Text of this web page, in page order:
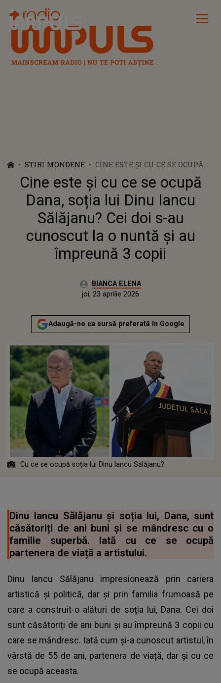
Radio Impuls
STIRI MONDENE
CINE ESTE ȘI CU CE SE OCUPĂ
DANA, SOȚIA LUI DINU IANCU
SĂLĂJANU? CEI DOI S-AU
CUNOSCUT LA O NUNTĂ ȘI AU
ÎMPREUNĂ 3 COPII
Cine este și cu ce se ocupă
Dana, soția lui Dinu Iancu
Sălăjanu? Cei doi s-au
cunoscut la o nuntă și au
împreună 3 copii
Autor:BIANCA ELENA
Publicat:
joi, 23 aprilie 2026
Adaugă-ne ca sursă preferată în Google
Cu ce se ocupă soția lui Dinu Iancu Sălăjanu?
Dinu Iancu Sălăjanu și soția lui, Dana, sunt
căsătoriți de ani buni și se mândresc cu o
familie superbă. Iată cu ce se ocupă
partenera de viață a artistului.
Dinu Iancu Sălăjanu impresionează prin cariera
artistică și politică, dar și prin familia frumoasă pe
care a construit-o alături de soția lui, Dana. Cei doi
sunt căsătoriți de ani buni și au împreună 3 copii cu
care se mândresc. Iată cum și-a cunoscut artistul, în
vârstă de 55 de ani, partenera de viață, dar și cu ce
se ocupă aceasta.